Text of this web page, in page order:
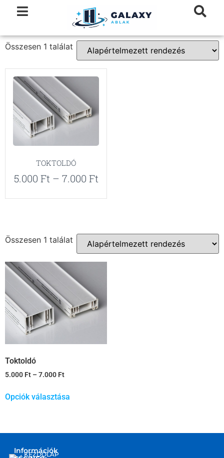
Összesen 1 találat
TOKTOLDÓ
5.000 Ft – 7.000 Ft
Összesen 1 találat
Toktoldó
5.000 Ft – 7.000 Ft
Opciók választása
Információk
KEZDŐLAP